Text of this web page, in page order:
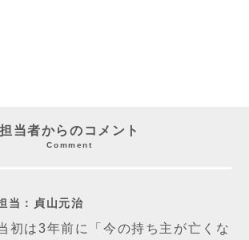
担当者からのコメント
Comment
当：貞山元治
初は3年前に「今の持ち主が亡くな